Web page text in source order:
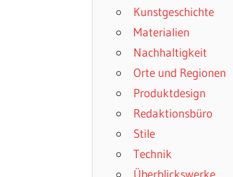
Kunstgeschichte
Materialien
Nachhaltigkeit
Orte und Regionen
Produktdesign
Redaktionsbüro
Stile
Technik
Überblickswerke